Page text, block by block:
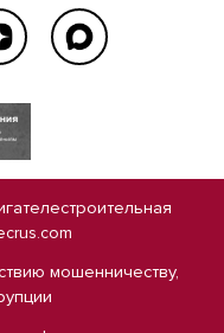
мошенничеству,